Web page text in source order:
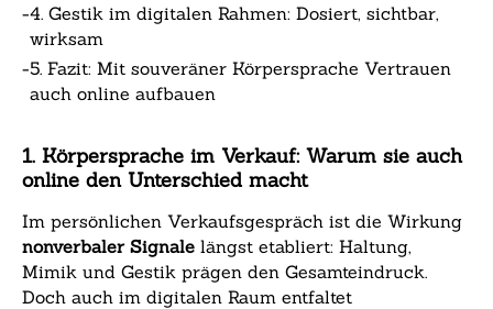
-4. Gestik im digitalen Rahmen: Dosiert, sichtbar,
wirksam
-5. Fazit: Mit souveräner Körpersprache Vertrauen
auch online aufbauen
1. Körpersprache im Verkauf: Warum sie auch
online den Unterschied macht
Im persönlichen Verkaufsgespräch ist die Wirkung
nonverbaler Signalelängst etabliert: Haltung,
Mimik und Gestik prägen den Gesamteindruck.
Doch auch im digitalen Raum entfaltet